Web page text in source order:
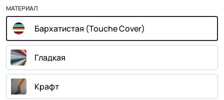
МАТЕРИАЛ
Бархатистая (Touche Cover)
Гладкая
Крафт